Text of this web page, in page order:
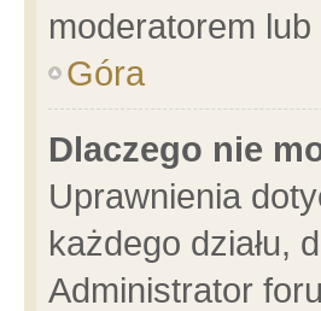
moderatorem
Góra
Dlaczego nie
Uprawnienia
każdego działu,
Administrator